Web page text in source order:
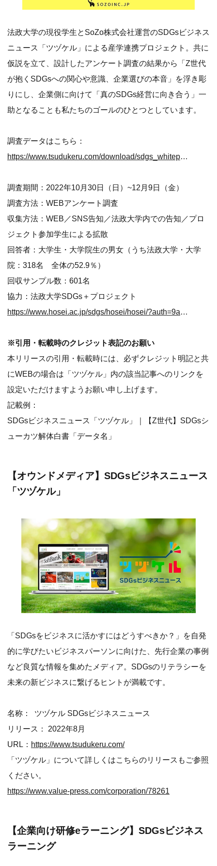
法政大学の現役学生とSoZo株式会社運営のSDGsビジネス
ニュース「ツヅケル」による産学連携プロジェクト。共に
仮説を立て、設計したアンケート調査の結果から「Z世代
が抱くSDGsへの関心や意識、企業選びの本音」を浮き彫
りにし、企業側に向けて「真のSDGs経営に向き合う」一
助となることも私たちのゴールのひとつとしています。
調査データはこちら：
https://www.tsudukeru.com/download/sdgs_whitepaper
調査期間：2022年10月30日（日）~12月9日（金）
調査方法：WEBアンケート調査
収集方法：WEB／SNS告知／法政大学内での告知／プロ
ジェクト参加学生による拡散
回答者：大学生・大学院生の男女（うち法政大学・大学
院：318名 全体の52.9％）
回収サンプル数：601名
協力：法政大学SDGs＋プロジェクト
https://www.hosei.ac.jp/sdgs/hosei/hosei/?auth=9abbb458a78210eb174f4bdd385bcf54
※引用・転載時のクレジット表記のお願い
本リリースの引用・転載時には、必ずクレジット明記と共
にWEBの場合は「ツヅケル」内の該当記事へのリンクを
設定いただけますようお願い申し上げます。
記載例：
SDGsビジネスニュース「ツヅケル」｜【Z世代】SDGsシ
ューカツ解体白書「データ名」
【オウンドメディア】SDGsビジネスニュース
「ツヅケル」
「SDGsをビジネスに活かすにはどうすべきか？」を自発
的に学びたいビジネスパーソンに向けた、先行企業の事例
など良質な情報を集めたメディア。SDGsのリテラシーを
未来の新ビジネスに繋げるヒントが満載です。
名称： ツヅケル SDGsビジネスニュース
リリース： 2022年8月
URL： https://www.tsudukeru.com/
「ツヅケル」について詳しくはこちらのリリースもご参照
ください。
https://www.value-press.com/corporation/78261
【企業向け研修eラーニング】SDGsビジネス
ラーニング